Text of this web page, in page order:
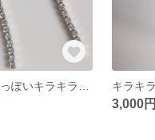
3,000円